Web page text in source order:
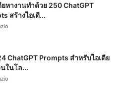
ยหางานทำด้วย 250 ChatGPT
สร้างไอเดี...
ChatGPT Prompts สำหรับไอเดีย
นในโล...